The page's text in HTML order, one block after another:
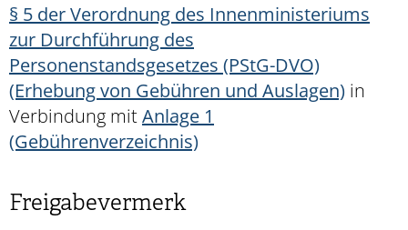
§ 5 der Verordnung des Innenministeriums
zur Durchführung des
Personenstandsgesetzes (PStG-DVO)
(Erhebung von Gebühren und Auslagen) in
Verbindung mitAnlage 1
(Gebührenverzeichnis)
Freigabevermerk